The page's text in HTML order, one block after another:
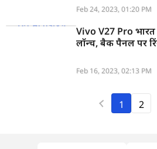
Feb 24, 2023, 01:20 PM
Vivo V27 Pro भारत
लॉन्च, बैक पैनल पर
Feb 16, 2023, 02:13 PM
1 2